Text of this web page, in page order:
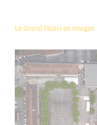
Le Grand Palais en images